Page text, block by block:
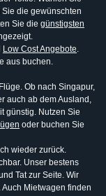
die gewünschten
Sie die günstigsten
Low Cost Angebote.
aus buchen.
Ob nach Singapur,
auch ab dem Ausland,
günstig. Nutzen Sie
oder buchen Sie
wieder zurück.
Unser bestens
Tat zur Seite. Wir
Mietwagen finden